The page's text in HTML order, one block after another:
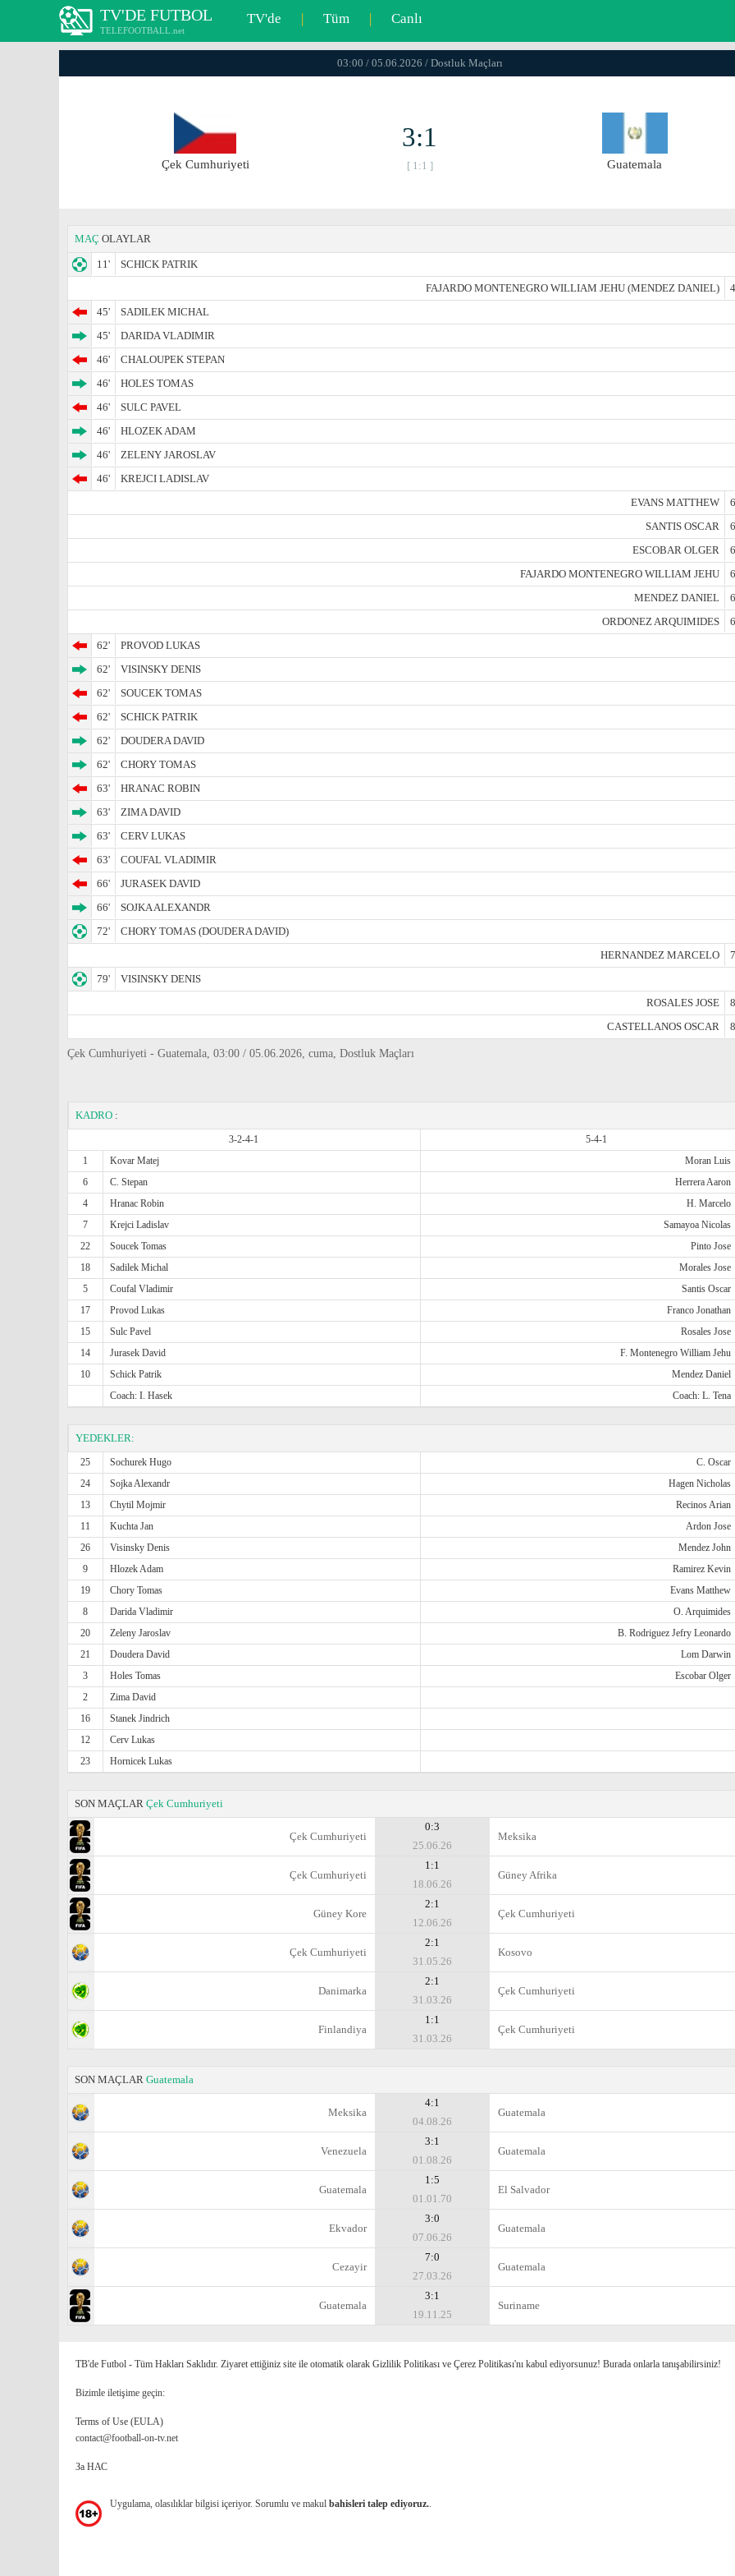
TV'DE FUTBOL
TELEFOOTBALL.net
TV'de | Tüm | Canlı
03:00 / 05.06.2026 / Dostluk Maçları
Çek Cumhuriyeti
3:1
[ 1:1 ] Guatemala
MAÇ OLAYLAR
11'
SCHICK PATRIK
FAJARDO MONTENEGRO WILLIAM JEHU (MENDEZ DANIEL)
45'
SADILEK MICHAL
45'
DARIDA VLADIMIR
46'
CHALOUPEK STEPAN
46'
HOLES TOMAS
46'
SULC PAVEL
46'
HLOZEK ADAM
46'
ZELENY JAROSLAV
46'
KREJCI LADISLAV
EVANS MATTHEW
SANTIS OSCAR
ESCOBAR OLGER
FAJARDO MONTENEGRO WILLIAM JEHU
MENDEZ DANIEL
ORDONEZ ARQUIMIDES
62'
PROVOD LUKAS
62'
VISINSKY DENIS
62'
SOUCEK TOMAS
62'
SCHICK PATRIK
62'
DOUDERA DAVID
62'
CHORY TOMAS
63'
HRANAC ROBIN
63'
ZIMA DAVID
63'
CERV LUKAS
63'
COUFAL VLADIMIR
66'
JURASEK DAVID
66'
SOJKA ALEXANDR
72'
CHORY TOMAS (DOUDERA DAVID)
HERNANDEZ MARCELO
79'
VISINSKY DENIS
ROSALES JOSE
CASTELLANOS OSCAR
Çek Cumhuriyeti - Guatemala, 03:00 / 05.06.2026, cuma, Dostluk Maçları
KADRO :
3-2-4-1
5-4-1
1
Kovar Matej Moran Luis
6
C. Stepan Herrera Aaron
4
Hranac Robin H. Marcelo
7
Krejci Ladislav Samayoa Nicolas
22
Soucek Tomas Pinto Jose
18
Sadilek Michal Morales Jose
5
Coufal Vladimir Santis Oscar
17
Provod Lukas Franco Jonathan
15
Sulc Pavel Rosales Jose
14
Jurasek David F. Montenegro William Jehu
10
Schick Patrik Mendez Daniel
Coach: I. Hasek
Coach: L. Tena
YEDEKLER:
25 Sochurek Hugo C. Oscar
24
Sojka Alexandr Hagen Nicholas
13
Chytil Mojmir Recinos Arian
11
Kuchta Jan Ardon Jose
26
Visinsky Denis Mendez John
9
Hlozek Adam Ramirez Kevin
19
Chory Tomas Evans Matthew
8
Darida Vladimir O. Arquimides
20
Zeleny Jaroslav B. Rodriguez Jefry Leonardo
21
Doudera David Lom Darwin
3
Holes Tomas Escobar Olger
2
Zima David
16
Stanek Jindrich
12
Cerv Lukas
23
Hornicek Lukas
SON MAÇLAR Çek Cumhuriyeti
Çek Cumhuriyeti
0:3
25.06.26
Meksika
Çek Cumhuriyeti
1:1
18.06.26
Güney Afrika
Güney Kore
2:1
12.06.26
Çek Cumhuriyeti
Çek Cumhuriyeti
2:1
31.05.26
Kosovo
Danimarka
2:1
31.03.26
Çek Cumhuriyeti
Finlandiya
1:1
31.03.26
Çek Cumhuriyeti
SON MAÇLAR Guatemala
Meksika
4:1
04.08.26
Guatemala
Venezuela
3:1
01.08.26
Guatemala
Guatemala
1:5
01.01.70
El Salvador
Ekvador
3:0
07.06.26
Guatemala
Cezayir
7:0
27.03.26
Guatemala
Guatemala
3:1
19.11.25
Suriname
TB'de Futbol - Tüm Hakları Saklıdır. Ziyaret ettiğiniz site ile otomatik olarak Gizlilik Politikası ve Çerez Politikası'nı kabul ediyorsunuz! Burada onlarla tanışabilirsiniz!
Bizimle iletişime geçin:
Terms of Use (EULA)
contact@football-on-tv.net
За НАС
Uygulama, olasılıklar bilgisi içeriyor. Sorumlu ve makul bahisleri talep ediyoruz..